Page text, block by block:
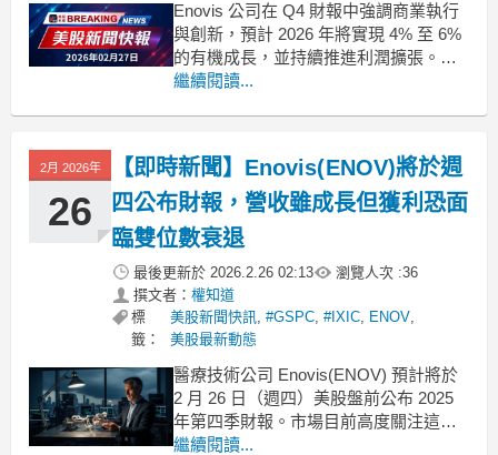
Enovis 公司在 Q4 財報中強調商業執行
與創新，預計 2026 年將實現 4% 至 6%
的有機成長，並持續推進利潤擴張。
.badgeprice-container {
gap: 1rem !import
繼續閱讀...
2月 2026年
26
【即時新聞】Enovis(ENOV)將於週
四公布財報，營收雖成長但獲利恐面
臨雙位數衰退
最後更新於 2026.2.26 02:13 瀏覽人次 :36
撰文者： 權知道
標
籤：
美股新聞快訊, #GSPC, #IXIC, ENOV,
美股最新動態
醫療技術公司 Enovis(ENOV) 預計將於
2 月 26 日（週四）美股盤前公布 2025
年第四季財報。市場目前高度關注這家
醫療科技大廠的業績表現，分析師普遍
繼續閱讀...